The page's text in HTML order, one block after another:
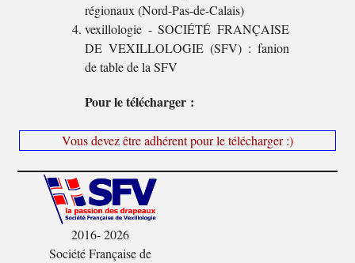
régionaux (Nord-Pas-de-Calais)
vexillologie - SOCIÉTÉ FRANÇAISE
DE VEXILLOLOGIE (SFV) : fanion
de table de la SFV
Pour le télécharger :
Vous devez être adhérent pour le télécharger :)
2016- 2026
Société Française de